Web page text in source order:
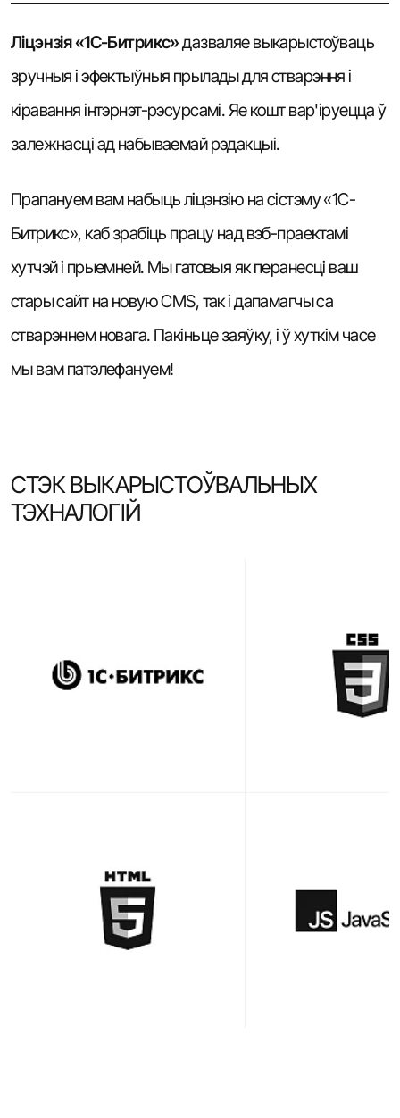
Ліцэнзія «1С-Битрикс»дазваляе выкарыстоўваць
зручныя і эфектыўныя прылады для стварэння і
кіравання інтэрнэт-рэсурсамі. Яе кошт вар'іруецца ў
залежнасці ад набываемай рэдакцыі.
Прапануем вам набыць ліцэнзію на сістэму «1С-
Битрикс», каб зрабіць працу над вэб-праектамі
хутчэй і прыемней. Мы гатовыя як перанесці ваш
стары сайт на новую CMS, так і дапамагчы са
стварэннем новага. Пакіньце заяўку, і ў хуткім часе
мы вам патэлефануем!
СТЭК ВЫКАРЫСТОЎВАЛЬНЫХ
ТЭХНАЛОГІЙ